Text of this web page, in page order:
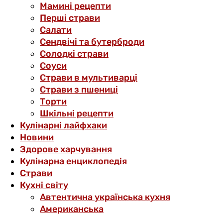
Мамині рецепти
Перші страви
Салати
Сендвічі та бутерброди
Солодкі страви
Соуси
Страви в мультиварці
Страви з пшениці
Торти
Шкільні рецепти
Кулінарні лайфхаки
Новини
Здорове харчування
Кулінарна енциклопедія
Страви
Кухні світу
Автентична українська кухня
Американська